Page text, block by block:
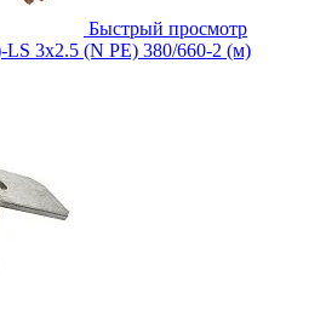
Быстрый просмотр
3х2.5 (N PE) 380/660-2 (м)